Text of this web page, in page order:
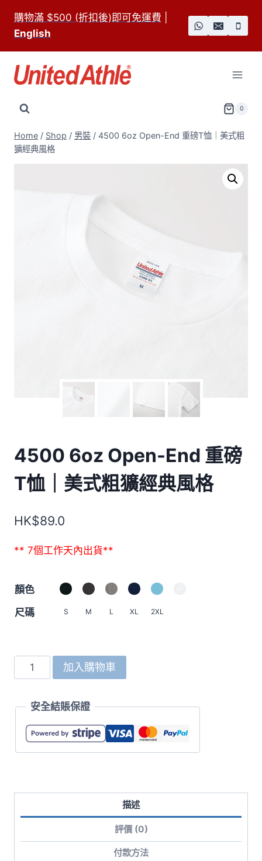
content
購物滿 $500 (折扣後)即可免運費
English
0
Home / Shop / 男裝 / 4500 6oz Open-End 重磅T恤｜美式粗
獷經典風格
4500 6oz Open-End 重磅
T恤｜美式粗獷經典風格
HK$89.0
** 7個工作天內出貨**
顏色
尺碼
S M L XL 2XL
4500
6oz
End
式
加入購物車
安全結賬保證
描述
評價 (0)
付款方法